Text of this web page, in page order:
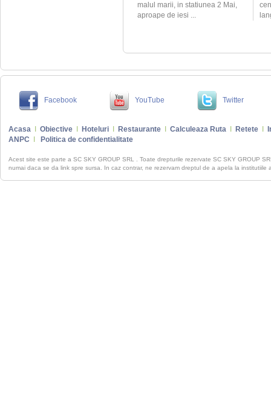
malul marii, in statiunea 2 Mai,
aproape de iesi ...
Facebook YouTube Twitter
Acasa Obiective Hoteluri Restaurante Calculeaza Ruta Retete
ANPC
Politica de confidentialitate
Acest site este parte a SC SKY GROUP SRL . Toate drepturile rezervate SC SKY GROUP
numai daca se da link spre sursa. In caz contrar, ne rezervam dreptul de a apela la institutiile